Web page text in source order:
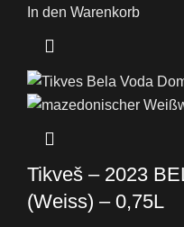
In den Warenkorb
Tikveš – 2023
(Weiss) – 0,75L